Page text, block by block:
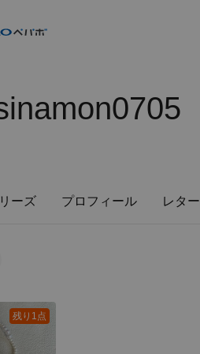
ーズ プロフィール レター
残り1点